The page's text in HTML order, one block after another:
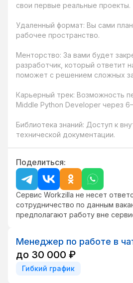
свои первые реальные проекты.
Удаленный формат: Вы сами
рабочее пространство.
Менторство: За вами будет
разработчик, который ответит
поможет с решением сложных
Карьерный трек: Возможность
Middle Python Developer через
Библиотека знаний: Доступ к
технической документации.
Поделиться:
Сервис Workzilla не несет
сотрудничество по данным
предполагают работу вне
Менеджер по работе в
до 30 000 ₽
Гибкий график